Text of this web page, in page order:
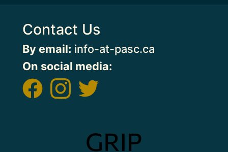
Contact Us
By email: info-at-pasc.ca
On social media: